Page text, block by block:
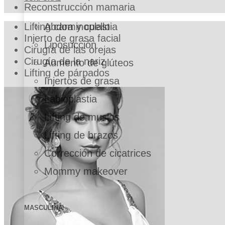
Abdominoplastia
Liposucción
Aumento de glúteos
Injertos de grasa
Labioplastia
Lifting de muslos
Lifting de brazos
Corrección de cicatrices
Mommy makeover
MASCULINA
Reconstrucción mamaria
Lifting cara y cuello
Injerto de grasa facial
Cirugía de las orejas
Cirugía de la nariz
Lifting de párpados